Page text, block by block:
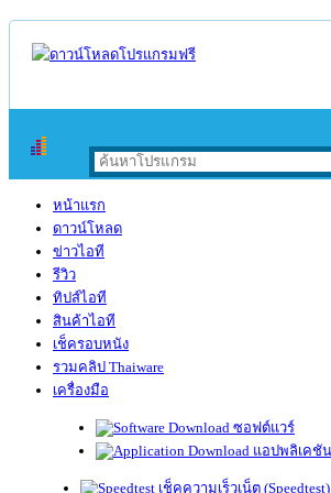
หน้าแรก
ดาวน์โหลด
ข่าวไอที
รีวิว
ทิปส์ไอที
สินค้าไอที
เช็ครอบหนัง
รวมคลิป Thaiware
เครื่องมือ
ซอฟต์แวร์
แอปพลิเคชั
เช็คความเร็วเน็ต (Speedtest)